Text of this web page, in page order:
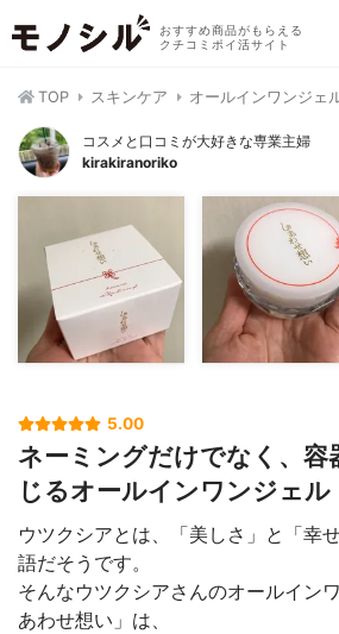
おすすめ商品がもらえる
クチコミポイ活サイト
TOP スキンケア オールインワンジェ
コスメと口コミが大好きな専業主婦
kirakiranoriko
5.00
ネーミングだけでなく、容
じるオールインワンジェル
ウツクシアとは、「美しさ」と「幸
語だそうです。
そんなウツクシアさんのオールイン
あわせ想い」は、